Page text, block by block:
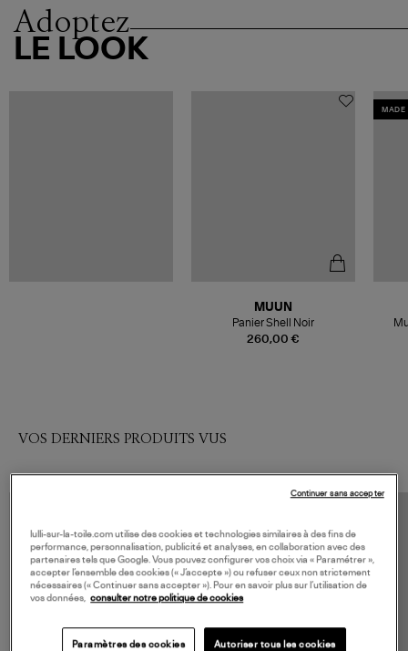
Adoptez
LE LOOK
260,00 €
MUUN
Panier Shell Noir
MADE
VOS DERNIERS PRODUITS VUS
lulli-sur-la-toile.com utilise des cookies et technologies similaires à des fins de
performance, personnalisation, publicité et analyses, en collaboration avec des
partenaires tels que Google. Vous pouvez configurer vos choix via « Paramétrer »,
accepter l’ensemble des cookies (« J’accepte ») ou refuser ceux non strictement
nécessaires (« Continuer sans accepter »). Pour en savoir plus sur l’utilisation de
vos données, consulter notre politique de cookies
Paramètres des cookies Autoriser tous les cookies
Continuer sans accepter